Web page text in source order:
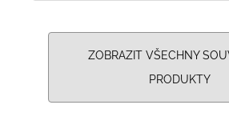
ZOBRAZIT VŠECHNY
PRODUKTY